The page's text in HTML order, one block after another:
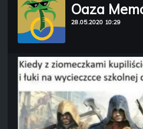
Oaza
28.05.2020 10:29